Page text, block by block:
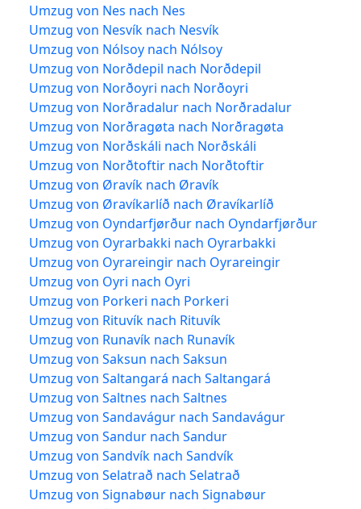
Umzug von Nes nach Nes
Umzug von Nesvík nach Nesvík
Umzug von Nólsoy nach Nólsoy
Umzug von Norðdepil nach Norðdepil
Umzug von Norðoyri nach Norðoyri
Umzug von Norðradalur nach Norðradalur
Umzug von Norðragøta nach Norðragøta
Umzug von Norðskáli nach Norðskáli
Umzug von Norðtoftir nach Norðtoftir
Umzug von Øravík nach Øravík
Umzug von Øravíkarlíð nach Øravíkarlíð
Umzug von Oyndarfjørður nach Oyndarfjørður
Umzug von Oyrarbakki nach Oyrarbakki
Umzug von Oyrareingir nach Oyrareingir
Umzug von Oyri nach Oyri
Umzug von Porkeri nach Porkeri
Umzug von Rituvík nach Rituvík
Umzug von Runavík nach Runavík
Umzug von Saksun nach Saksun
Umzug von Saltangará nach Saltangará
Umzug von Saltnes nach Saltnes
Umzug von Sandavágur nach Sandavágur
Umzug von Sandur nach Sandur
Umzug von Sandvík nach Sandvík
Umzug von Selatrað nach Selatrað
Umzug von Signabøur nach Signabøur